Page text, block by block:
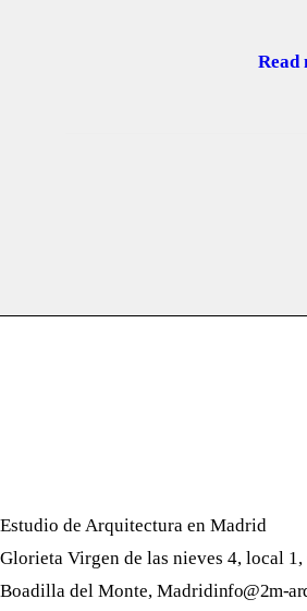
Read
Estudio de Arquitectura en Madrid
Glorieta Virgen de las nieves 4, local 1,
Boadilla del Monte, Madridinfo@2m-